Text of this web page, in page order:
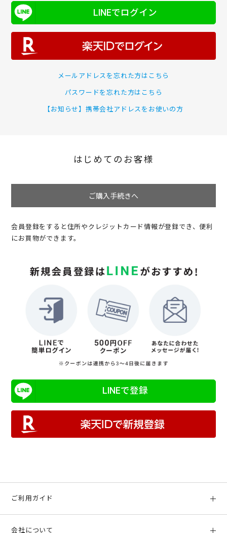
LINEでログイン
メールアドレスを忘れた方はこちら
パスワードを忘れた方はこちら
【お知らせ】携帯会社アドレスをお使いの方
はじめてのお客様
ご購入手続きへ
会員登録をすると住所やクレジットカード情報が登録でき、便利
にお買物ができます。
LINEで登録
ご利用ガイド
会社について